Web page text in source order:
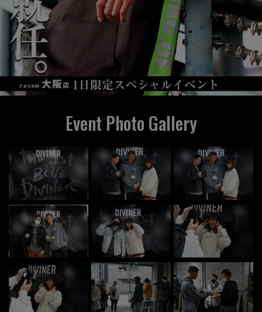
Event Photo Gallery